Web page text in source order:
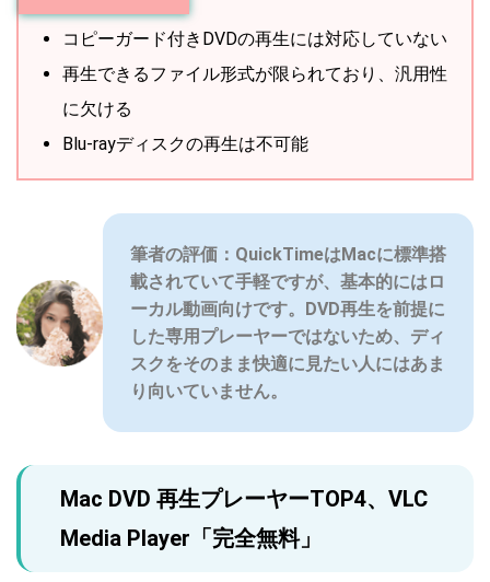
コピーガード付きDVDの再生には対応していない
再生できるファイル形式が限られており、汎用性
に欠ける
Blu-rayディスクの再生は不可能
筆者の評価：QuickTimeはMacに標準搭
載されていて手軽ですが、基本的にはロ
ーカル動画向けです。DVD再生を前提に
した専用プレーヤーではないため、ディ
スクをそのまま快適に見たい人にはあま
り向いていません。
Mac DVD 再生プレーヤーTOP4、VLC
Media Player「完全無料」